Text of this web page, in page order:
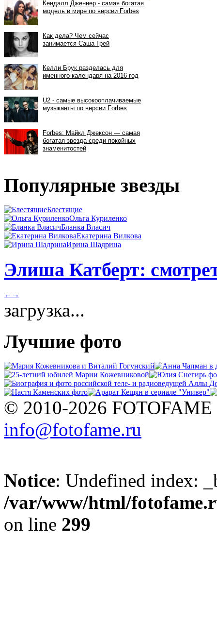
Популярные звезды
Блестящие
Ольга Куриленко
Бланка Власич
Екатерина Вилкова
Ирина Шадрина
Элиша Катберт:
← →
загрузка...
Лучшие фото
© 2010-2026 FOTOFAME
info@fotofame.ru
Notice: Undefined index:
/var/www/html/
on line 299